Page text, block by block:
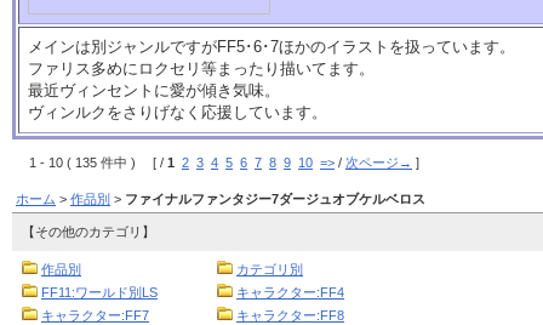
メインは別ジャンルですがFF5･6･7ほかのイラストを扱っています。
ファリス多めにロクセリ等まったり描いてます。
最近ヴィンセントに愛が傾き気味。
ヴィンルクをさりげなく応援しています。
1 - 10 ( 135 件中 ) [ / 1 2 3 4 5 6 7 8 9 10 => / 次ページ→ ]
ホーム > 作品別 > ファイナルファンタジー7ダージュオブケルベロス
【その他のカテゴリ】
作品別
カテゴリ別
FF11:ワールド別LS
キャラクター:FF4
キャラクター:FF7
キャラクター:FF8